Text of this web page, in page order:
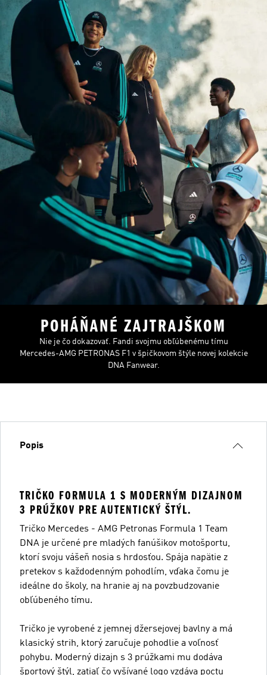
POHÁŇANÉ ZAJTRAJŠKOM
Nie je čo dokazovať. Fandi svojmu obľúbenému tímu
Mercedes-AMG PETRONAS F1 v špičkovom štýle novej kolekcie
DNA Fanwear.
Popis
TRIČKO FORMULA 1 S MODERNÝM DIZAJNOM
3 PRÚŽKOV PRE AUTENTICKÝ ŠTÝL.
Tričko Mercedes - AMG Petronas Formula 1 Team
DNA je určené pre mladých fanúšikov motošportu,
ktorí svoju vášeň nosia s hrdosťou. Spája napätie z
pretekov s každodenným pohodlím, vďaka čomu je
ideálne do školy, na hranie aj na povzbudzovanie
obľúbeného tímu.
Tričko je vyrobené z jemnej džersejovej bavlny a má
klasický strih, ktorý zaručuje pohodlie a voľnosť
pohybu. Moderný dizajn s 3 prúžkami mu dodáva
športový štýl, zatiaľ čo vyšívané logo vzdáva poctu